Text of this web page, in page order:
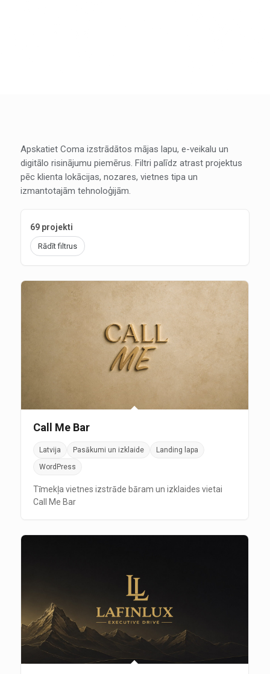
Apskatiet Coma izstrādātos mājas lapu, e-veikalu un
digitālo risinājumu piemērus. Filtri palīdz atrast projektus
pēc klienta lokācijas, nozares, vietnes tipa un
izmantotajām tehnoloģijām.
69 projekti
Rādīt filtrus
Call Me Bar
Latvija Pasākumi un izklaide
Landing lapa
WordPress
Tīmekļa vietnes izstrāde bāram un izklaides vietai
Call Me Bar